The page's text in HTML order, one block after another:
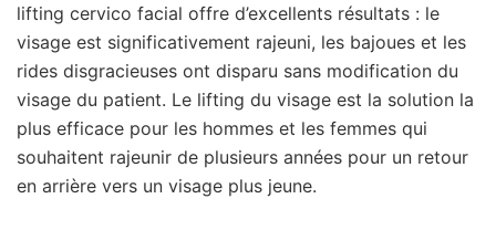
lifting cervico facial offre d’excellents résultats : le
visage est significativement rajeuni, les bajoues et les
rides disgracieuses ont disparu sans modification du
visage du patient. Le lifting du visage est la solution la
plus efficace pour les hommes et les femmes qui
souhaitent rajeunir de plusieurs années pour un retour
en arrière vers un visage plus jeune.